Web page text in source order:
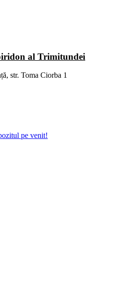
al Trimitundei
str. Toma Ciorba 1
pe venit!